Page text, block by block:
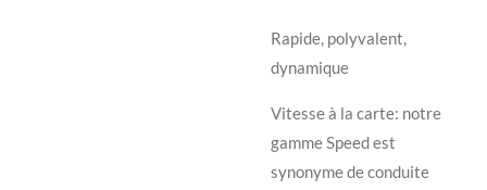
Rapide, polyvalent,
dynamique
Vitesse à la carte: notre
gamme Speed est
synonyme de conduite